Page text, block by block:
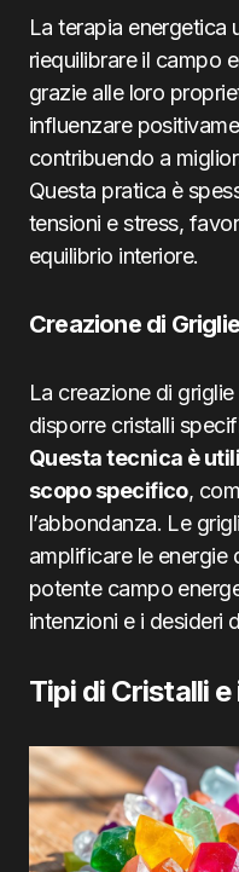
La terapia energetica
riequilibrare il campo
grazie alle loro
influenzare
contribuendo a
Questa pratica è
tensioni e stress,
equilibrio interiore.
Creazione di
La creazione di
disporre cristalli
Questa tecnica è
scopo specifico,
l’abbondanza. Le
amplificare le energie
potente campo
intenzioni e i desideri
Tipi di Cristalli